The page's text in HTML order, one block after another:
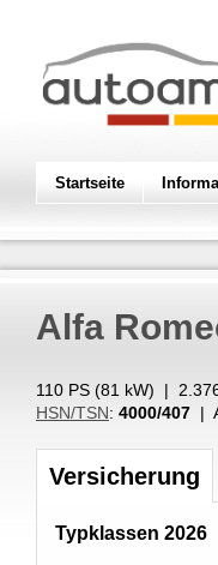
Startseite
Alfa
110 PS (81 kW) |
HSN/TSN: 4000/407 |
Versicherung
Typklassen 2026